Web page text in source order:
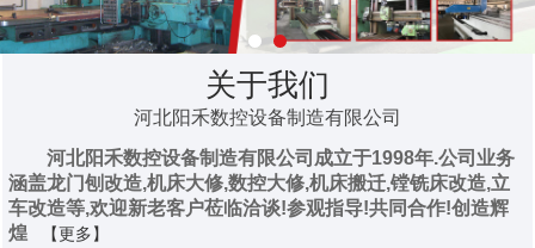
关于我们
河北阳禾数控设备制造有限公司
河北阳禾数控设备制造有限公司成立于1998年.公司业务
涵盖龙门刨改造,机床大修,数控大修,机床搬迁,镗铣床改造,立
车改造等,欢迎新老客户莅临洽谈!参观指导!共同合作!创造辉
煌
【更多】